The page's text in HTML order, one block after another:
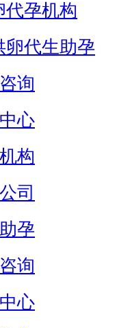
代孕机构
卵代生助孕
询
心
构
司
孕
询
心